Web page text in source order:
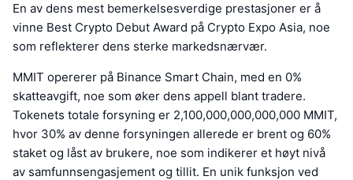
En av dens mest bemerkelsesverdige prestasjoner er å
vinne Best Crypto Debut Award på Crypto Expo Asia, noe
som reflekterer dens sterke markedsnærvær.
MMIT opererer på Binance Smart Chain, med en 0%
skatteavgift, noe som øker dens appell blant tradere.
Tokenets totale forsyning er 2,100,000,000,000,000 MMIT,
hvor 30% av denne forsyningen allerede er brent og 60%
staket og låst av brukere, noe som indikerer et høyt nivå
av samfunnsengasjement og tillit. En unik funksjon ved